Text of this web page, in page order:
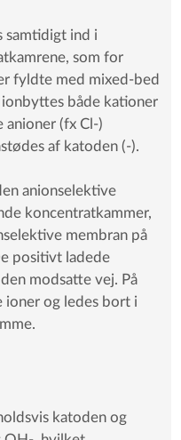
samtidigt ind i
som for
fyldte med mixed-bed
både kationer
anioner (fx Cl-)
af katoden (-).
anionselektive
koncentratkammer,
membran på
positivt ladede
modsatte vej. På
ioner og ledes bort i
katoden og